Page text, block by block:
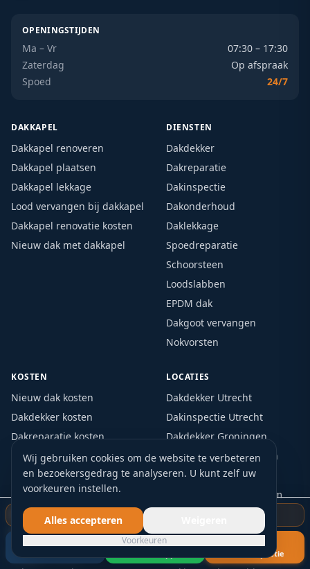
OPENINGSTIJDEN
Ma – Vr
07:30 – 17:30
Zaterdag
Op afspraak
Spoed
24/7
DAKKAPEL
Dakkapel renoveren
Dakkapel plaatsen
Dakkapel lekkage
Lood vervangen bij dakkapel
Dakkapel renovatie kosten
Nieuw dak met dakkapel
DIENSTEN
Dakdekker
Dakreparatie
Dakinspectie
Dakonderhoud
Daklekkage
Spoedreparatie
Schoorsteen
Loodslabben
EPDM dak
Dakgoot vervangen
Nokvorsten
KOSTEN
Nieuw dak kosten
Dakdekker kosten
Dakreparatie kosten
Dakinspectie kosten
Dakpannen kosten
Dak isoleren kosten
Bitumen dak kosten
EPDM dak kosten
Dakgoot kosten
LOCATIES
Dakdekker Utrecht
Dakinspectie Utrecht
Dakdekker Groningen
Dakinspectie Groningen
Dakinspectie Rotterdam
Dakinspectie Amsterdam
Dakinspectie Arnhem
Dakinspectie Nijmegen
Gratis dakinspectie starten
Gratis inspectie
Wij gebruiken cookies om de website te verbeteren
en bezoekersgedrag te analyseren. U kunt zelf uw
voorkeuren instellen.
Alles accepteren
Voorkeuren